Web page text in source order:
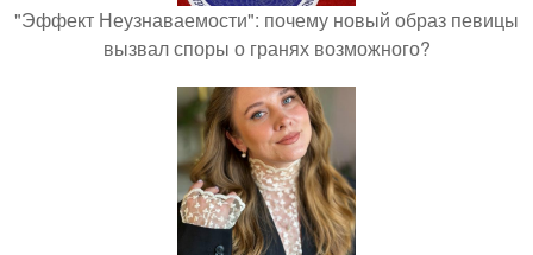
"Эффект Неузнаваемости": почему новый образ певицы
вызвал споры о гранях возможного?